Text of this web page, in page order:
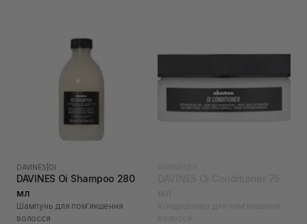
DAVINES OI
DAVINES Oi Shampoo 280
мл
Шампунь для пом'якшення
волосся